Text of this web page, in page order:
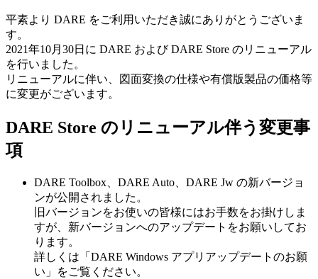
平素より DARE をご利用いただき誠にありがとうございま
す。
2021年10月30日に DARE および DARE Store のリニューアル
を行いました。
リニューアルに伴い、図面変換の仕様や有償版製品の価格等
に変更がございます。
DARE Store のリニューアル伴う変更事
項
DARE Toolbox、DARE Auto、DARE Jw の新バージョ
ンが公開されました。
旧バージョンをお使いの皆様にはお手数をお掛けしま
すが、新バージョンへのアップデートをお願いしてお
ります。
詳しくは「DARE Windows アプリアップデートのお願
い」をご覧ください。